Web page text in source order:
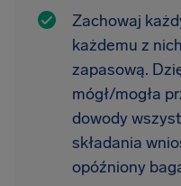
Zachowaj
każdemu z
zapasową.
mógł/mogła
dowody
składania
opóźniony